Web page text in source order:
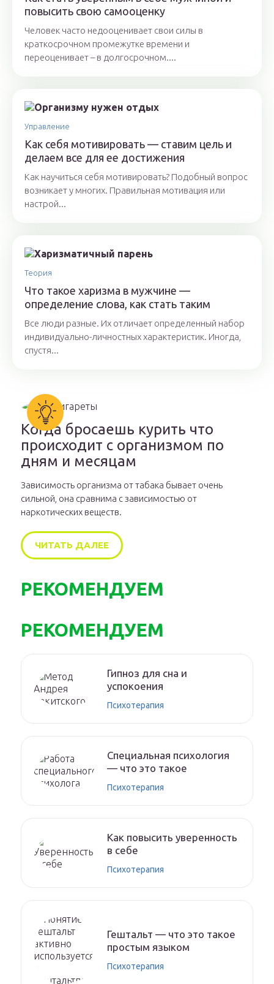
повысить свою самооценку
Человек часто недооценивает свои силы в
краткосрочном промежутке времени и
переоценивает – в долгосрочном....
Управление
Как себя мотивировать — ставим цель и
делаем все для ее достижения
Как научиться себя мотивировать? Подобный вопрос
возникает у многих. Правильная мотивация или
настрой...
Теория
Что такое харизма в мужчине —
определение слова, как стать таким
Все люди разные. Их отличает определенный набор
индивидуально-личностных характеристик. Иногда,
спустя...
Когда бросаешь курить что
происходит с организмом по
дням и месяцам
Зависимость организма от табака бывает очень
сильной, она сравнима с зависимостью от
наркотических веществ.
ЧИТАТЬ ДАЛЕЕ
РЕКОМЕНДУЕМ
РЕКОМЕНДУЕМ
Гипноз для сна и
успокоения
Психотерапия
Специальная психология
— что это такое
Психотерапия
Как повысить уверенность
в себе
Психотерапия
Гештальт — что это такое
простым языком
Психотерапия